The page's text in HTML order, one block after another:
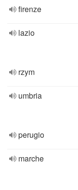
firenze
lazio
rzym
umbria
perugio
marche